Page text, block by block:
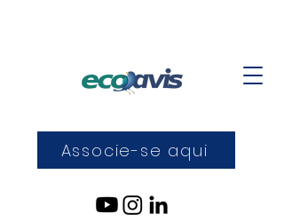
Associe-se aqui